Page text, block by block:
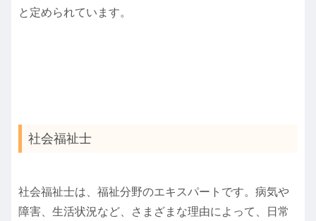
と定められています。
社会福祉士
社会福祉士は、福祉分野のエキスパートです。病気や
障害、生活状況など、さまざまな理由によって、日常